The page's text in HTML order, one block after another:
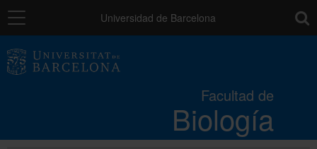
Navegación Universidad de Barcelona
Facultad de
Biología
Estudios